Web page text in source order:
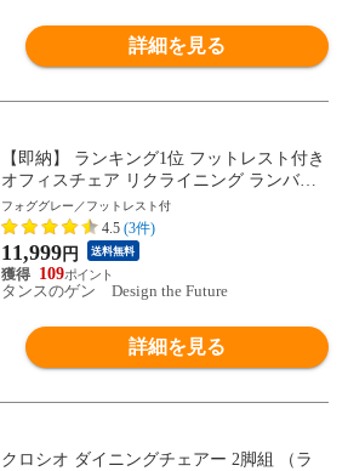
詳細を見る
【即納】 ランキング1位 フットレスト付き
オフィスチェア リクライニング ランバー
クッション 肘付き チェア デスクチェア ハ
イバック ワークチェア パソコンチェア メ
ッシュ フットレスト オットマン アームレ
スト ヘッドレスト 31500062〔フォググレ
ー〕
フォググレー／フットレスト付
4.5 (3件)
11,999円 送料無料
109
タンスのゲン Design the Future
詳細を見る
クロシオ ダイニングチェアー 2脚組 （ラ